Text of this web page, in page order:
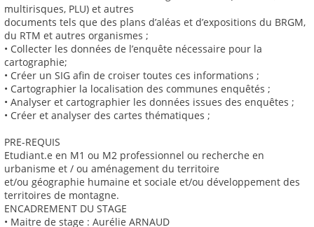
multirisques, PLU) et autres
documents tels que des plans d’aléas et d’expositions du BRGM,
du RTM et autres organismes ;
• Collecter les données de l’enquête nécessaire pour la
cartographie;
• Créer un SIG afin de croiser toutes ces informations ;
• Cartographier la localisation des communes enquêtés ;
• Analyser et cartographier les données issues des enquêtes ;
• Créer et analyser des cartes thématiques ;
PRE-REQUIS
Etudiant.e en M1 ou M2 professionnel ou recherche en
urbanisme et / ou aménagement du territoire
et/ou géographie humaine et sociale et/ou développement des
territoires de montagne.
ENCADREMENT DU STAGE
• Maitre de stage : Aurélie ARNAUD